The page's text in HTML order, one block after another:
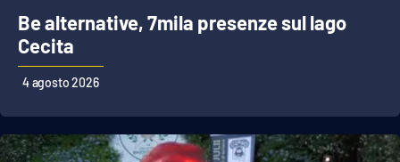
Be alternative, 7mila presenze sul lago
Cecita
4 agosto 2026